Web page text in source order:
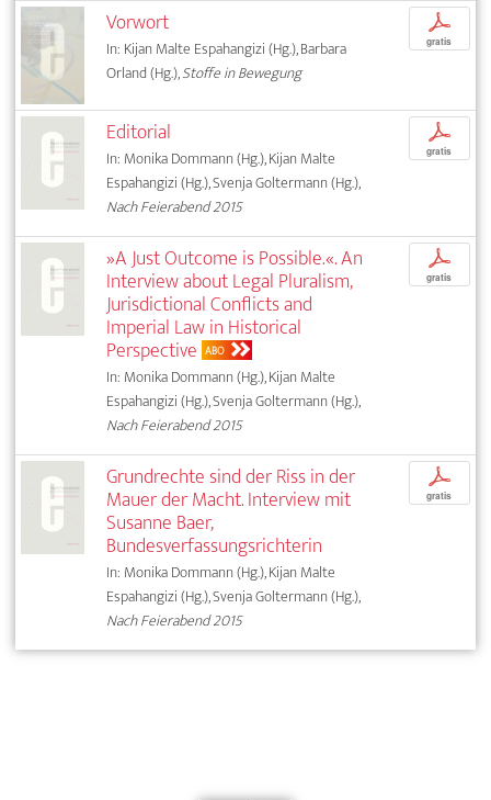
Vorwort
In: Kijan Malte Espahangizi (Hg.), Barbara
Orland (Hg.),Stoffe in Bewegung
p
gratis
Editorial
In: Monika Dommann (Hg.), Kijan Malte
Espahangizi (Hg.), Svenja Goltermann (Hg.),
Nach Feierabend 2015
p
gratis
»A Just Outcome is Possible.«. An
Interview about Legal Pluralism,
Jurisdictional Conflicts and
Imperial Law in Historical
Perspective ABO
In: Monika Dommann (Hg.), Kijan Malte
Espahangizi (Hg.), Svenja Goltermann (Hg.),
Nach Feierabend 2015
p
gratis
Grundrechte sind der Riss in der
Mauer der Macht. Interview mit
Susanne Baer,
Bundesverfassungsrichterin
In: Monika Dommann (Hg.), Kijan Malte
Espahangizi (Hg.), Svenja Goltermann (Hg.),
Nach Feierabend 2015
p
gratis